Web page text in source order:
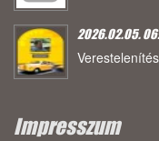
2026.02.05.
Verestelenítés
Impresszum